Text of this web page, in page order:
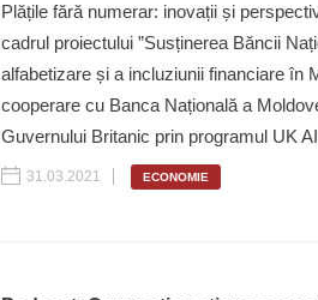
Plățile fără numerar: inovații și
cadrul proiectului ”Susținerea Băncii
alfabetizare și a incluziunii financiare în
cooperare cu Banca Națională a
Guvernului Britanic prin programul UK
31.03.2021 ECONOMIE